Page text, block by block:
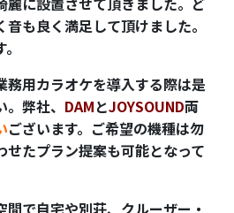
も良く満足して頂けました。
務用カラオケを導入する際は是
弊社、 DAMとJOYSOUND両
ございます。ご希望の機種は勿
せたプラン提案も可能となって
間で自宅や別荘、クルーザー・